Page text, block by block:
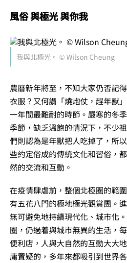
風俗 與極光 與你我
我與北極光。 © Wilson Cheung
農曆新年將至，不知大家仍否記
衣服？又何謂「燒炮仗，趕年獸
一年間最難耐的時節。嚴寒的冬
季節，缺乏溫飽的情況下，不少
們則認為是年獸把人吃掉了，所
些約定俗成的傳統文化和習俗，
然的交流和互動。
在疫情肆虐前，整個北極圈的範
有五花八門的極地極光觀賞團。
無可避免地持續現代化、城市化
圈，仍過着與城市無異的生活，
便利店，人與大自然的互動大大
庸置疑的，多年來都吸引到世界